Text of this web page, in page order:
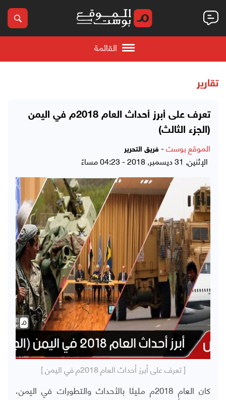
القائمة
تقارير
تعرف على أبرز أحداث العام 2018م في اليمن
(الجزء الثالث)
الموقع بوست- فريق التحرير
الإثنين, 31 ديسمبر, 2018 - 04:23 مساءً
[ تعرف على أبرز أحداث العام 2018م في اليمن ]
كان العام 2018م مليئا بالأحداث والتطورات في اليمن،